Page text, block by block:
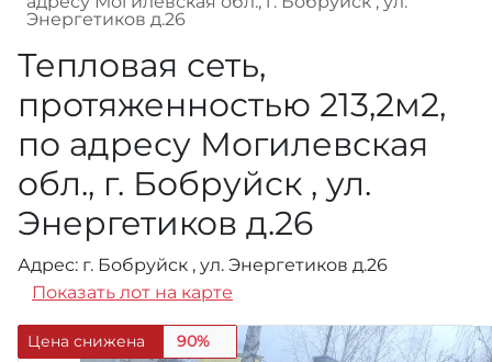
Энергетиков д.26
Тепловая сеть,
протяженностью 213,2м2,
по адресу Могилевская
обл., г. Бобруйск , ул.
Энергетиков д.26
Адрес: г. Бобруйск , ул. Энергетиков д.26
Показать лот на карте
Цена снижена 90%